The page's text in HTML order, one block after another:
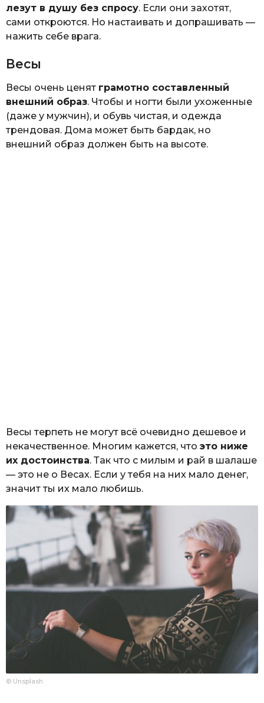
лезут в душу без спросу. Если они захотят,
сами откроются. Но настаивать и допрашивать —
нажить себе врага.
Весы
Весы очень ценят грамотно составленный
внешний образ. Чтобы и ногти были ухоженные
(даже у мужчин), и обувь чистая, и одежда
трендовая. Дома может быть бардак, но
внешний образ должен быть на высоте.
Весы терпеть не могут всё очевидно дешевое и
некачественное. Многим кажется, что это ниже
их достоинства. Так что с милым и рай в шалаше
— это не о Весах. Если у тебя на них мало денег,
значит ты их мало любишь.
© Unsplash